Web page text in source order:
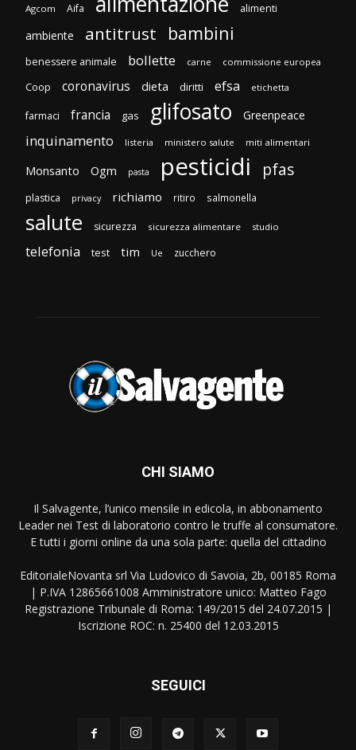
Agcom Aifa alimenti
ambiente antitrust bambini
benessere animale bollette carne commissione europea
Coop coronavirus dieta diritti efsa etichetta
farmaci francia gas glifosato Greenpeace
inquinamento listeria ministero salute miti alimentari
Monsanto Ogm pasta pesticidi pfas
plastica privacy richiamo ritiro salmonella
salute sicurezza sicurezza alimentare studio
telefonia test tim Ue zucchero
CHI SIAMO
Il Salvagente, l’unico mensile in edicola, in abbonamento
Leader nei Test di laboratorio contro le truffe al consumatore.
E tutti i giorni online da una sola parte: quella del cittadino
EditorialeNovanta srl Via Ludovico di Savoia, 2b, 00185 Roma
| P.IVA 12865661008 Amministratore unico: Matteo Fago
Registrazione Tribunale di Roma: 149/2015 del 24.07.2015 |
Iscrizione ROC: n. 25400 del 12.03.2015
SEGUICI